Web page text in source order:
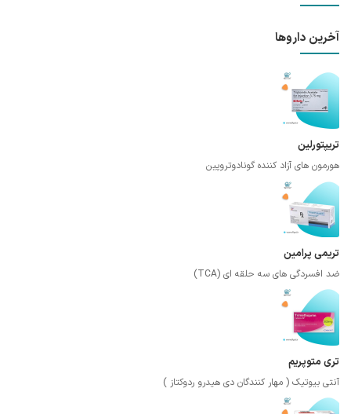
آخرین داروها
تریپتورلین
هورمون های آزاد کننده گونادوتروپین
تریمی پرامین
ضد افسردگی های سه حلقه ای (TCA)
تری متوپریم
آنتی بیوتیک ( مهار کنندگان دی هیدرو ردوکتاز )